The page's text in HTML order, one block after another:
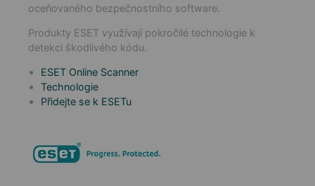
oceňovaného bezpečnostního software.
Produkty ESET využívají pokročilé technologie k
detekci škodlivého kódu.
ESET Online Scanner
Technologie
Přidejte se k ESETu